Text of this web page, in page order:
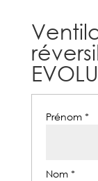
Prénom *
Nom *